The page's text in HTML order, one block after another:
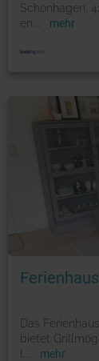
Schönhagen,
en
mehr
Das
bietet
mehr